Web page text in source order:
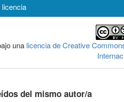
licencia
una licencia de Creative
del mismo autor/a